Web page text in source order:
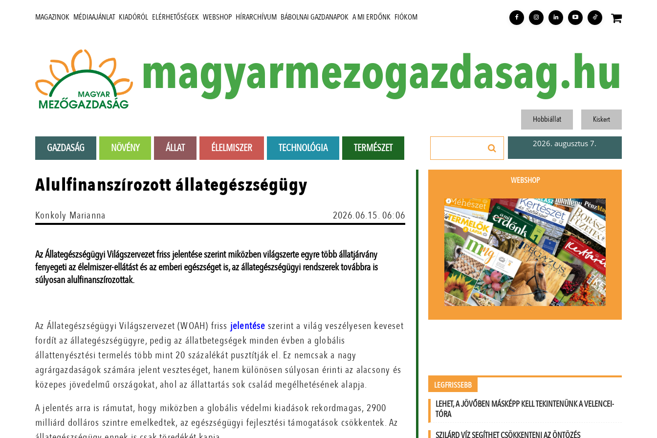
MAGAZINOK MÉDIAAJÁNLAT KIADÓRÓL ELÉRHETŐSÉGEK WEBSHOP HÍRARCHÍVUM BÁBOLNAI GAZDANAPOK A MI ERDŐNK FIÓKOM
magyarmezogazdasag.hu
GAZDASÁG NÖVÉNY ÁLLAT ÉLELMISZER TECHNOLÓGIA TERMÉSZET
Hobbiállat Kiskert
2026. augusztus 7.
Alulfinanszírozott állategészségügy
Konkoly Marianna 2026.06.15. 06:06
Az Állategészségügyi Világszervezet friss jelentése szerint miközben világszerte egyre több állatjárvány
fenyegeti az élelmiszer-ellátást és az emberi egészséget is, az állategészségügyi rendszerek továbbra is
súlyosan alulfinanszírozottak.
Az Állategészségügyi Világszervezet (WOAH) friss jelentése szerint a világ veszélyesen keveset
fordít az állategészségügyre, pedig az állatbetegségek minden évben a globális
állattenyésztési termelés több mint 20 százalékát pusztítják el. Ez nemcsak a nagy
agrárgazdaságok számára jelent veszteséget, hanem különösen súlyosan érinti az alacsony és
közepes jövedelmű országokat, ahol az állattartás sok család megélhetésének alapja.
A jelentés arra is rámutat, hogy miközben a globális védelmi kiadások rekordmagas, 2900
milliárd dolláros szintre emelkedtek, az egészségügyi fejlesztési támogatások csökkentek. Az
WEBSHOP
LEGFRISSEBB
LEHET, A JÖVŐBEN MÁSKÉPP KELL TEKINTENÜNK A VELENCEI-
TÓRA
SZILÁRD VÍZ SEGÍTHET CSÖKKENTENI AZ ÖNTÖZÉS